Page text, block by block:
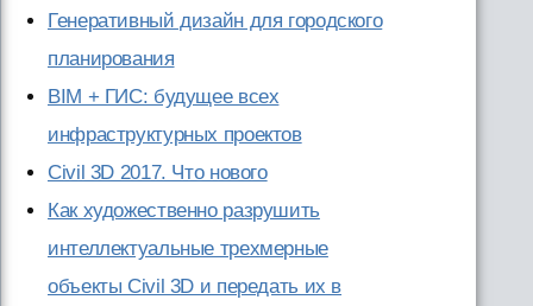
Генеративный дизайн для городского
планирования
BIM + ГИС: будущее всех
инфраструктурных проектов
Civil 3D 2017. Что нового
Как художественно разрушить
интеллектуальные трехмерные
объекты Civil 3D и передать их в